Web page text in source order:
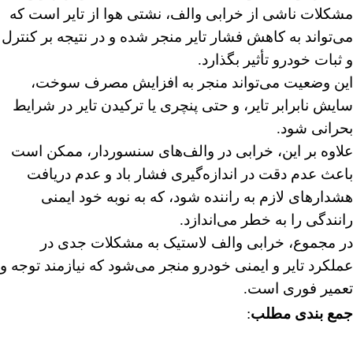
مشکلات ناشی از خرابی والف، نشتی هوا از تایر است که
می‌تواند به کاهش فشار تایر منجر شده و در نتیجه بر کنترل
و ثبات خودرو تأثیر بگذارد.
این وضعیت می‌تواند منجر به افزایش مصرف سوخت،
سایش نابرابر تایر، و حتی پنچری یا ترکیدن تایر در شرایط
بحرانی شود.
علاوه بر این، خرابی در والف‌های سنسوردار، ممکن است
باعث عدم دقت در اندازه‌گیری فشار باد و عدم دریافت
هشدارهای لازم به راننده شود، که به نوبه خود ایمنی
رانندگی را به خطر می‌اندازد.
در مجموع، خرابی والف لاستیک به مشکلات جدی در
عملکرد تایر و ایمنی خودرو منجر می‌شود که نیازمند توجه و
تعمیر فوری است.
جمع بندی مطلب: